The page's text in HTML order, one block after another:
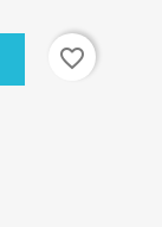
favorite_border